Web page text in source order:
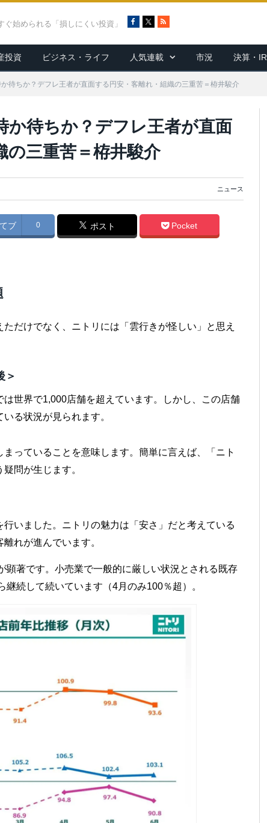
ぐ始められる「損しにくい投資」
c
e
b
o
R
S
投資 ビジネス・ライフ 人気連載 市況 決算・IR
待ちか？デフレ王者が直面する円安・客離れ・組織の三重苦＝栫井駿介
待ちか？デフレ王者が直面
の三重苦＝栫井駿介
ニュース
ブ 0 ポスト Pocket
だけでなく、ニトリには「雲行きが怪しい」と思え
＞
世界で1,000店舗を超えています。しかし、この店舗
る状況が見られます。
っていることを意味します。簡単に言えば、「ニト
問が生じます。
いました。ニトリの魅力は「安さ」だと考えている
れが進んでいます。
顕著です。小売業で一般的に厳しい状況とされる既存
続して続いています（4月のみ100％超）。